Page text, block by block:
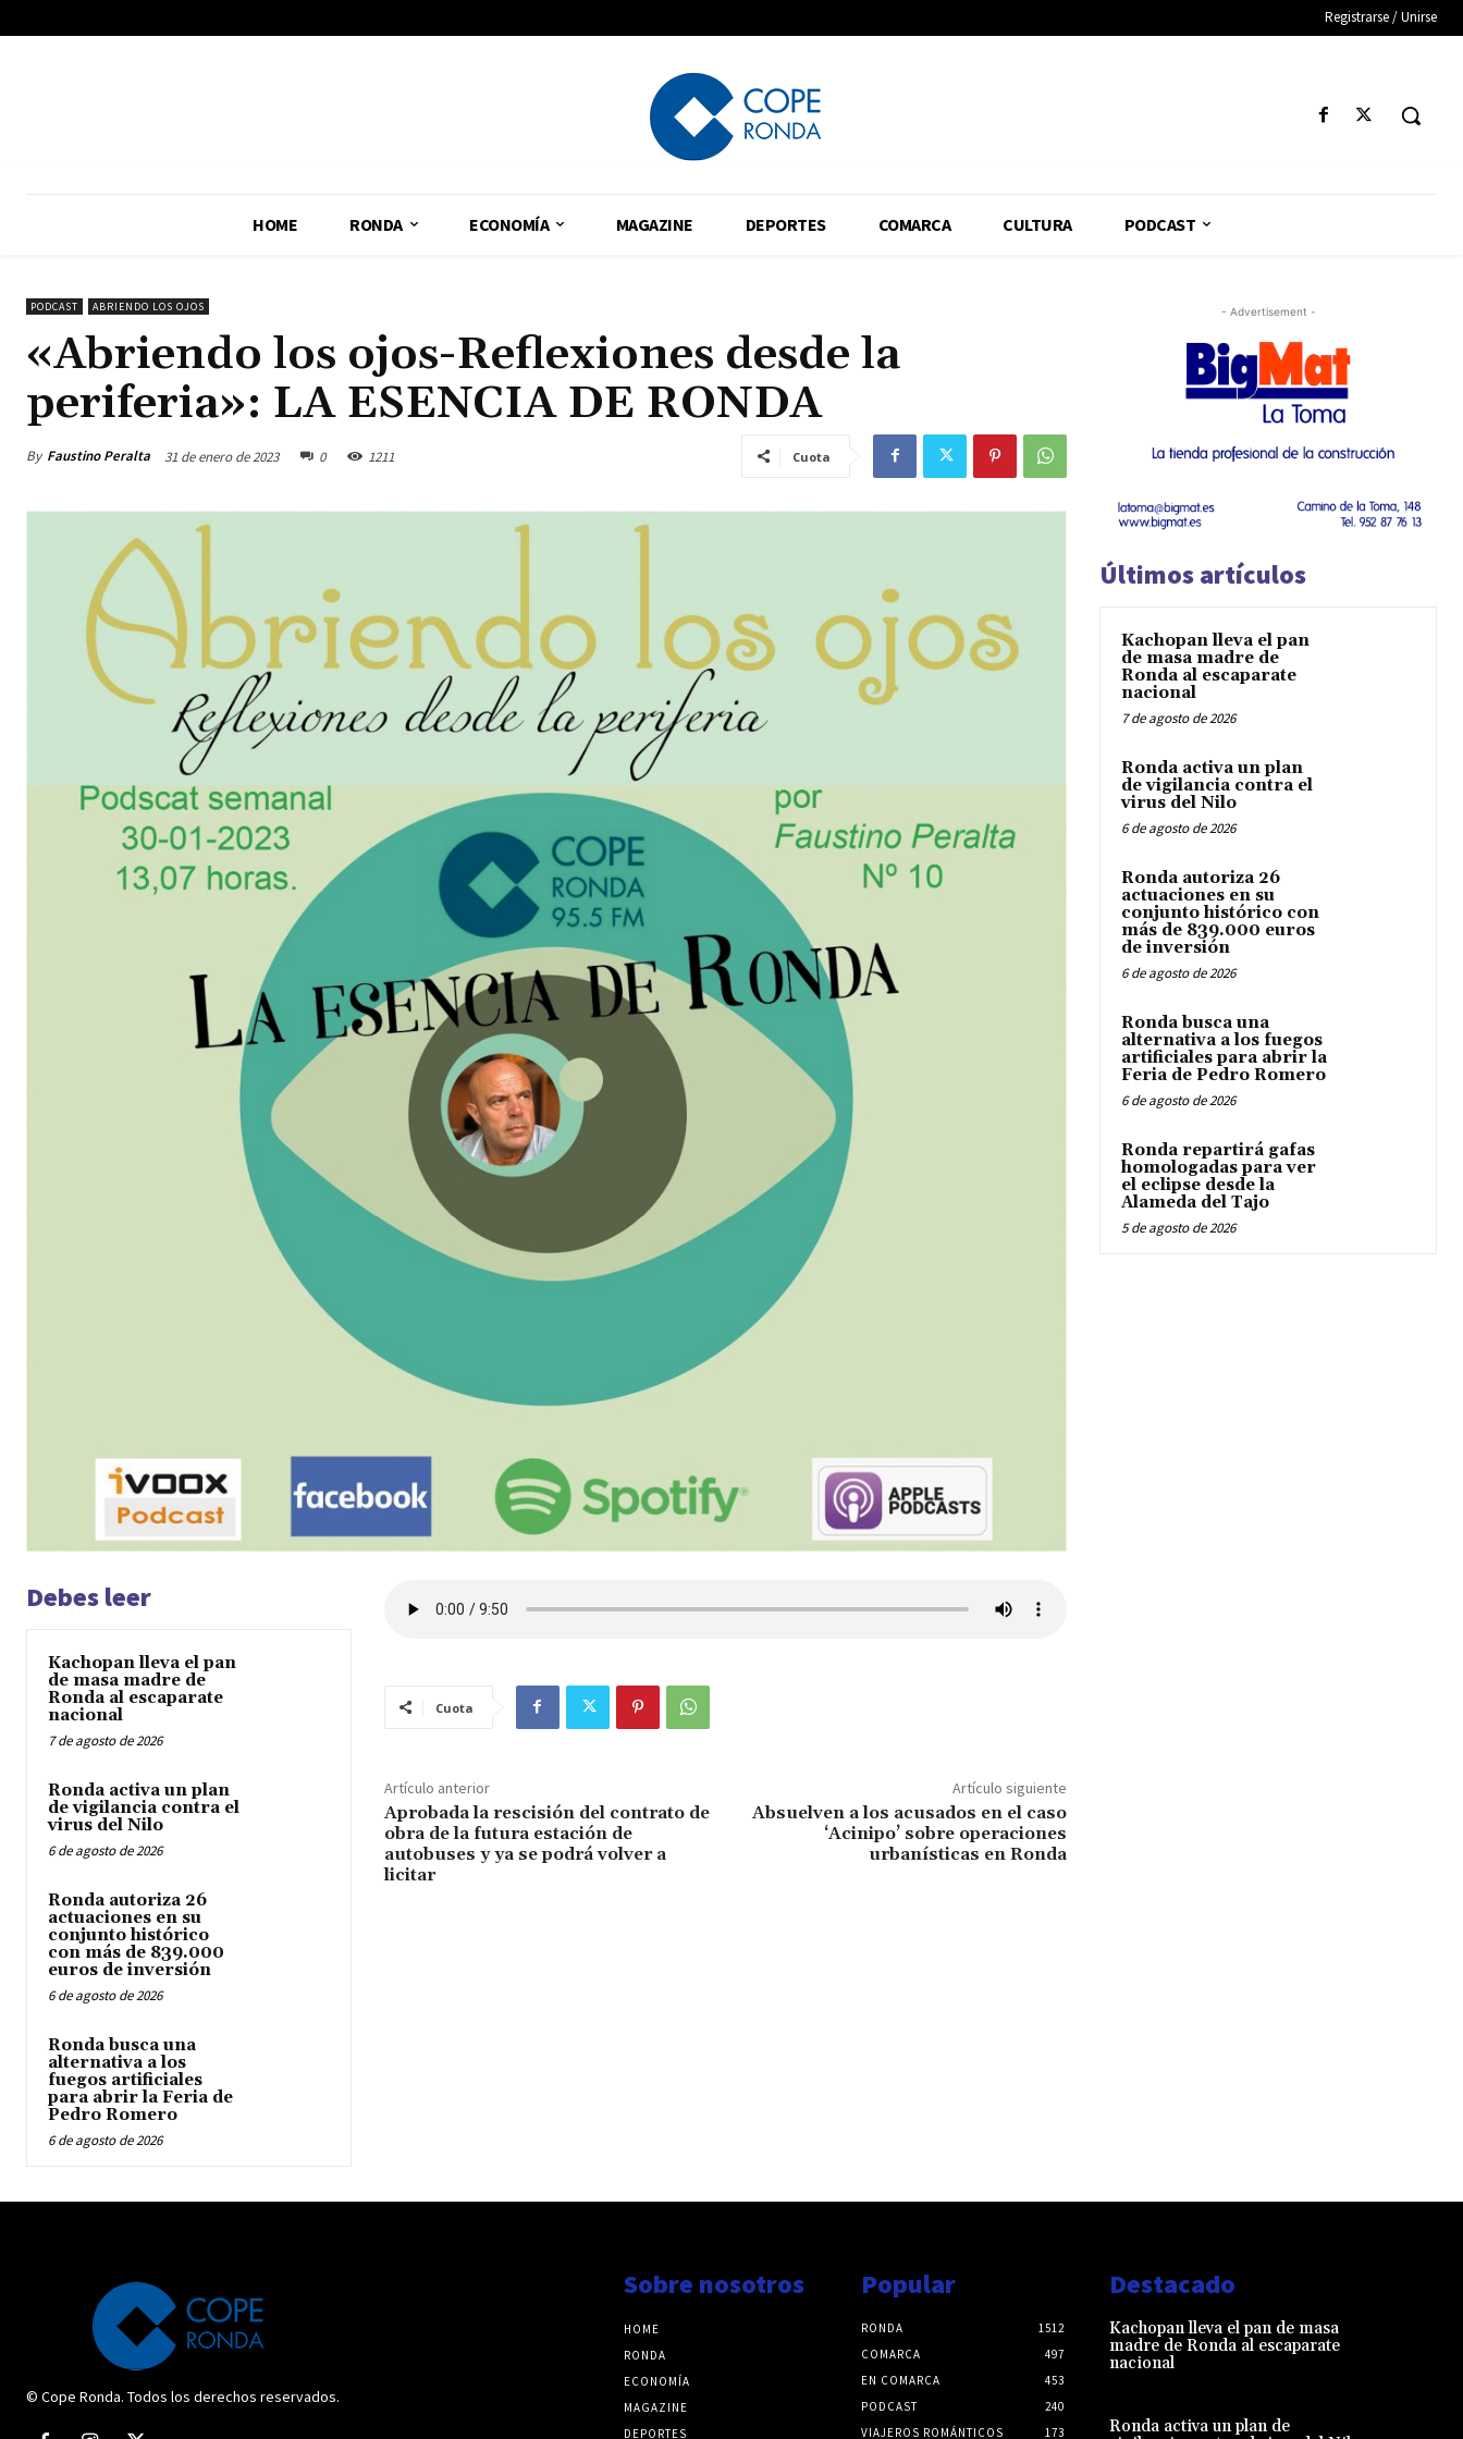
Registrarse / Unirse
HOME RONDA ECONOMÍA MAGAZINE DEPORTES COMARCA CULTURA PODCAST
PODCAST ABRIENDO LOS OJOS
«Abriendo los ojos-Reflexiones desde la
periferia»: LA ESENCIA DE RONDA
By Faustino Peralta 31 de enero de 2023 0 1211 Cuota
Debes leer
Kachopan lleva el pan
de masa madre de
Ronda al escaparate
nacional
7 de agosto de 2026
Ronda activa un plan
de vigilancia contra el
virus del Nilo
6 de agosto de 2026
Ronda autoriza 26
actuaciones en su
conjunto histórico
con más de 839.000
euros de inversión
6 de agosto de 2026
Ronda busca una
alternativa a los
fuegos artificiales
para abrir la Feria de
Pedro Romero
6 de agosto de 2026
Cuota
Artículo anterior
Aprobada la rescisión del contrato de
obra de la futura estación de
autobuses y ya se podrá volver a
licitar
Artículo siguiente
Absuelven a los acusados en el caso
‘Acinipo’ sobre operaciones
urbanísticas en Ronda
- Advertisement -
Últimos artículos
Kachopan lleva el pan
de masa madre de
Ronda al escaparate
nacional
7 de agosto de 2026
Ronda activa un plan
de vigilancia contra el
virus del Nilo
6 de agosto de 2026
Ronda autoriza 26
actuaciones en su
conjunto histórico con
más de 839.000 euros
de inversión
6 de agosto de 2026
Ronda busca una
alternativa a los fuegos
artificiales para abrir la
Feria de Pedro Romero
6 de agosto de 2026
Ronda repartirá gafas
homologadas para ver
el eclipse desde la
Alameda del Tajo
5 de agosto de 2026
© Cope Ronda. Todos los derechos reservados.
Sobre nosotros
HOME
RONDA
ECONOMÍA
MAGAZINE
DEPORTES
Popular
RONDA
1512
COMARCA
497
EN COMARCA
453
PODCAST
240
VIAJEROS ROMÁNTICOS
173
Destacado
Kachopan lleva el pan de masa
madre de Ronda al escaparate
nacional
Ronda activa un plan de